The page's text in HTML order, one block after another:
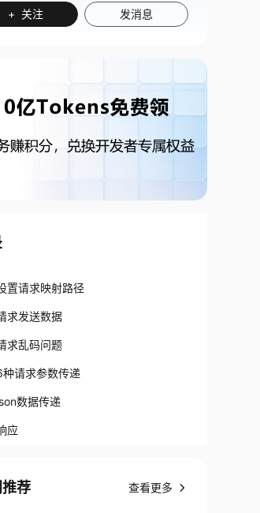
+ 关注 发消息
置请求映射路径
求发送数据
求乱码问题
种请求参数传递
数据传递
应
荐 查看更多